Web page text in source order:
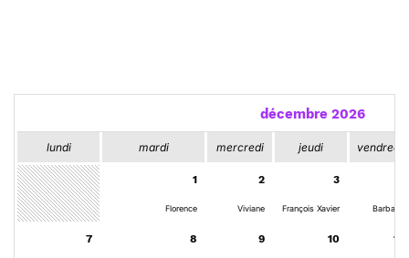
décembre 2026
lundi mardi mercredi jeudi vendredi
1
Florence
2
Viviane
3
François Xavier Barbara
7 8 9 10 11